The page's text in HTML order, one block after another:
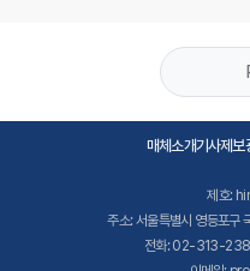
매체소개기사제보
제호:
주소: 서울특별시 영등포구
전화: 02-313-